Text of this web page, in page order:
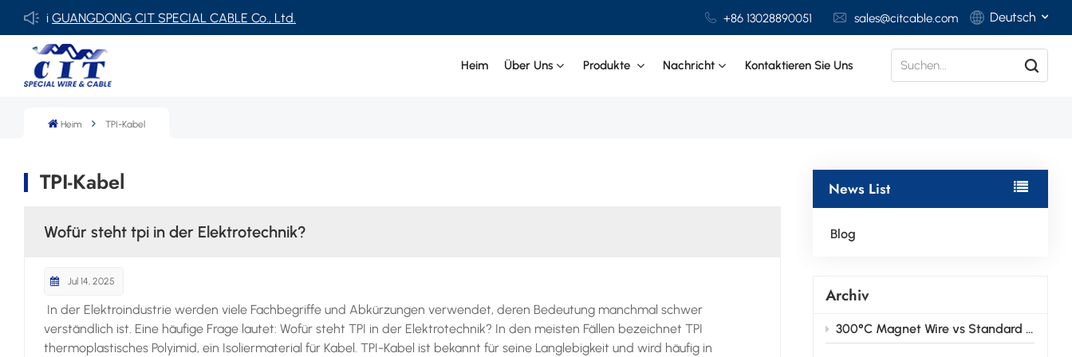
beiGUANGDONG CIT SPECIAL CABLE Co., Ltd. +86 13028890051 sales@citcable.com Deutsch
Heim Über Uns Produkte Nachricht Kontaktieren Sie Uns
Heim TPI-Kabel
News List
Blog
Archiv
300°C Magnet Wire vs Standard Magnet Wire: Key Differences Explained
TPI-Kabel
Wofür steht tpi in der Elektrotechnik?
Jul 14, 2025
In der Elektroindustrie werden viele Fachbegriffe und Abkürzungen verwendet, deren Bedeutung manchmal schwer
verständlich ist. Eine häufige Frage lautet: Wofür steht TPI in der Elektrotechnik? In den meisten Fällen bezeichnet TPI
thermoplastisches Polyimid, ein Isoliermaterial für Kabel. TPI-Kabel ist bekannt für seine Langlebigkeit und wird häufig in